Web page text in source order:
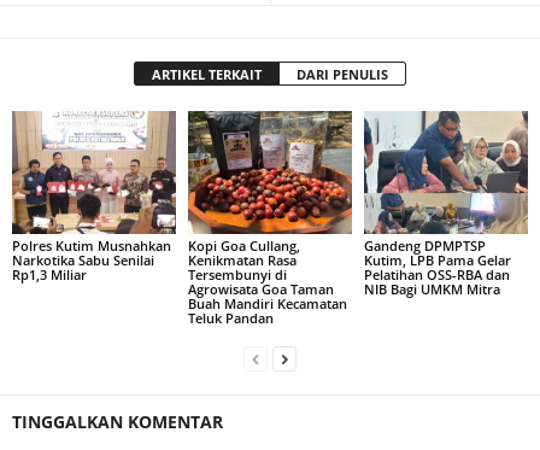
ARTIKEL TERKAIT DARI PENULIS
Polres Kutim Musnahkan
Narkotika Sabu Senilai
Rp1,3 Miliar
Kopi Goa Cullang,
Kenikmatan Rasa
Tersembunyi di
Agrowisata Goa Taman
Buah Mandiri Kecamatan
Teluk Pandan
Gandeng DPMPTSP
Kutim, LPB Pama Gelar
Pelatihan OSS-RBA dan
NIB Bagi UMKM Mitra
TINGGALKAN KOMENTAR